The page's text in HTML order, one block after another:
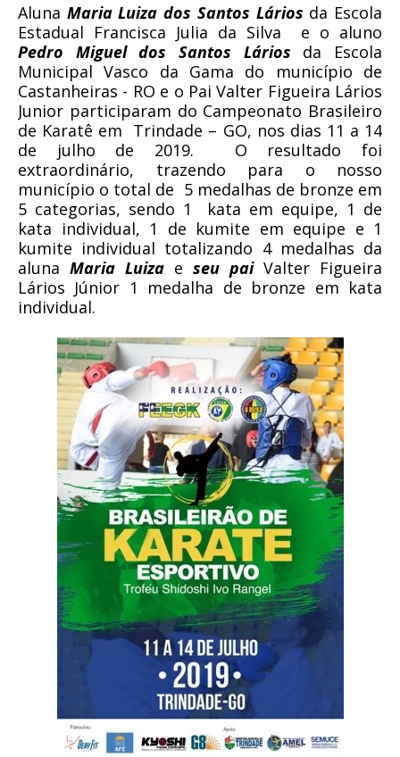
Aluna Maria Luiza dos Santos Lários da Escola
Estadual Francisca Julia da Silva
e o aluno
Pedro Miguel dos Santos Lários da Escola
Municipal Vasco da Gama do município de
Castanheiras - RO e o Pai Valter Figueira Lários
Junior participaram do Campeonato Brasileiro
de Karatê em Trindade – GO, nos dias 11 a 14
de julho de 2019.
O resultado foi
extraordinário, trazendo para o nosso
município o total de 5 medalhas de bronze em
5 categorias, sendo 1
kata em equipe, 1 de
kata individual, 1 de kumite em equipe e 1
kumite individual totalizando 4 medalhas da
aluna Maria Luiza e seu paiValter Figueira
Lários Júnior 1 medalha de bronze em kata
individual.